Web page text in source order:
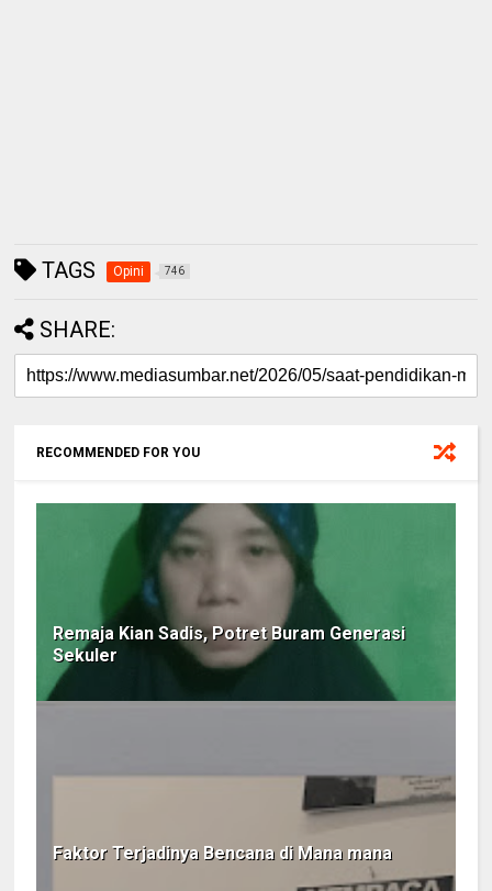
TAGS Opini 746
SHARE:
RECOMMENDED FOR YOU
Remaja Kian Sadis, Potret Buram Generasi
Sekuler
Faktor Terjadinya Bencana di Mana mana